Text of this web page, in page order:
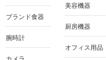
ブランド食器
腕時計
美容機器
厨房機器
オフィス用品